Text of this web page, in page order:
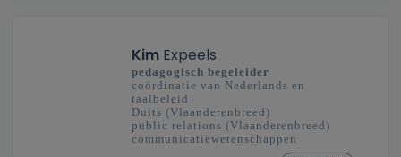
Kim Expeels
pedagogisch begeleider
coördinatie van Nederlands en
taalbeleid
Duits (Vlaanderenbreed)
public relations (Vlaanderenbreed)
communicatiewetenschappen